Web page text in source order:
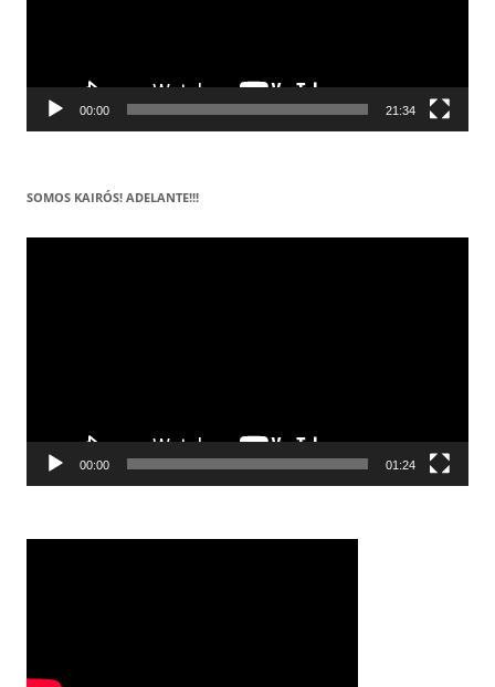
00:00 21:34
SOMOS KAIRÓS! ADELANTE!!!
Reproductor
00:00 01:24